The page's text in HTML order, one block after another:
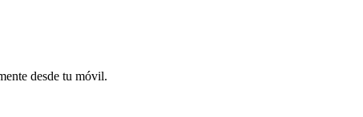
desde tu móvil.